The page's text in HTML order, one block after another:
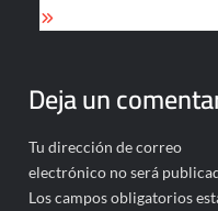
Deja un
Tu dirección de correo
electrónico no será
Los campos obligatorios